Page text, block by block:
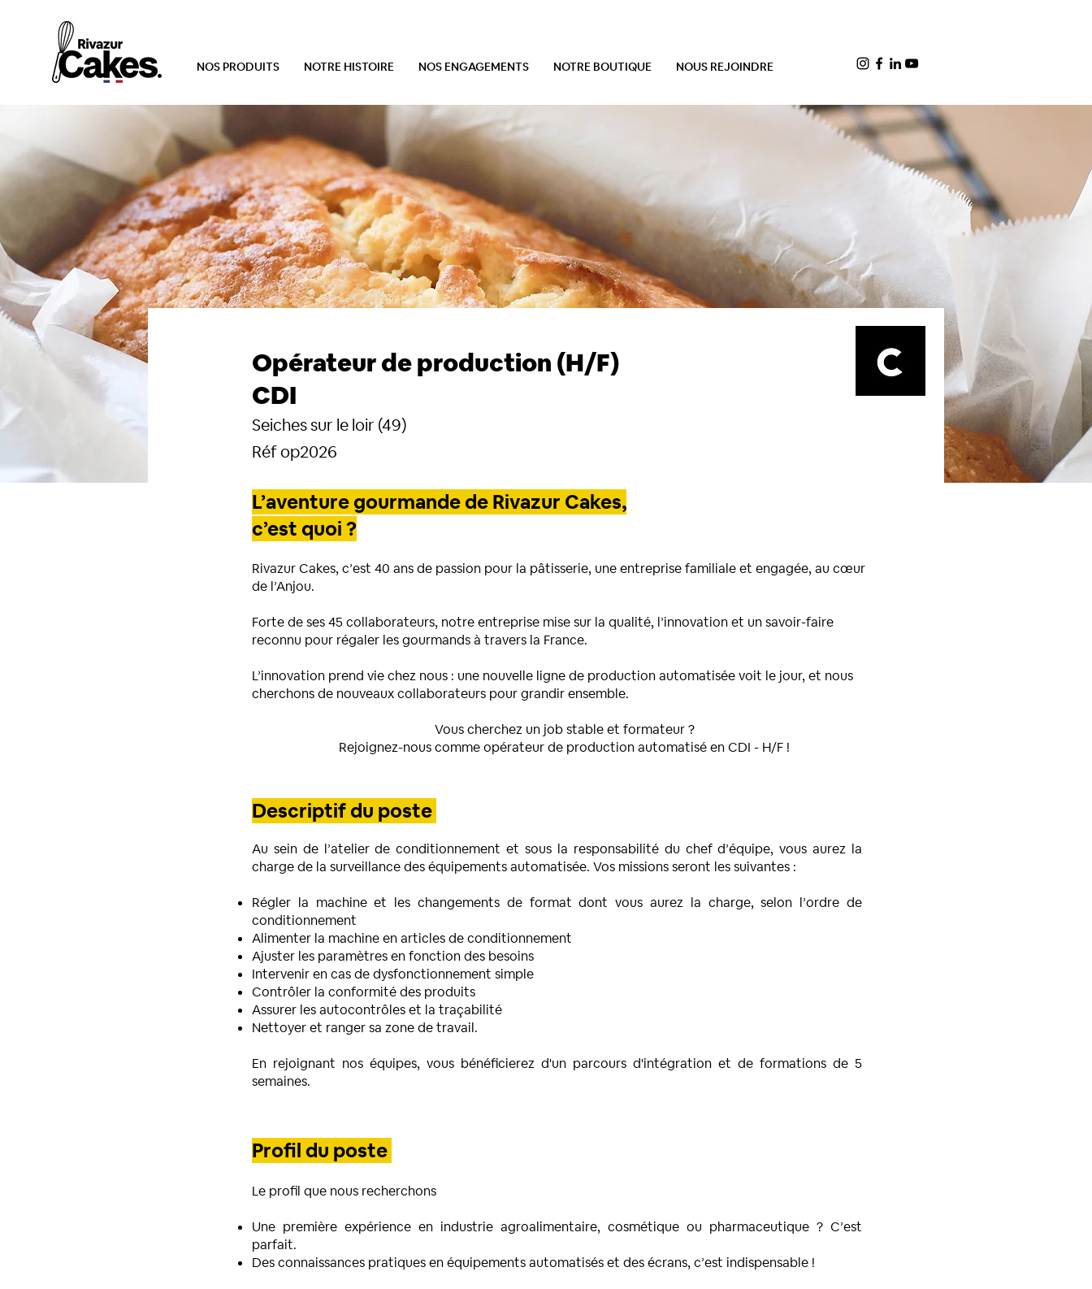
NOS PRODUITS NOTRE HISTOIRE NOS ENGAGEMENTS NOTRE BOUTIQUE NOUS REJOINDRE
Opérateur de production (H/F)
CDI
Seiches sur le loir (49)
Réf op2026
L’aventure gourmande de Rivazur Cakes,
c’est quoi ?
Rivazur Cakes, c’est 40 ans de passion pour la pâtisserie, une entreprise familiale et engagée, au cœur
de l’Anjou.
Forte de ses 45 collaborateurs, notre entreprise mise sur la qualité, l’innovation et un savoir-faire
reconnu pour régaler les gourmands à travers la France.
L’innovation prend vie chez nous : une nouvelle ligne de production automatisée voit le jour, et nous
cherchons de nouveaux collaborateurs pour grandir ensemble.
Vous cherchez un job stable et formateur ?
Rejoignez-nous comme opérateur de production automatisé en CDI - H/F !
Descriptif du poste
Au sein de l’atelier de conditionnement et sous la responsabilité du chef d’équipe, vous aurez la
charge de la surveillance des équipements automatisée. Vos missions seront les suivantes :
Régler la machine et les changements de format dont vous aurez la charge, selon l’ordre de
conditionnement
Alimenter la machine en articles de conditionnement
Ajuster les paramètres en fonction des besoins
Intervenir en cas de dysfonctionnement simple
Contrôler la conformité des produits
Assurer les autocontrôles et la traçabilité
Nettoyer et ranger sa zone de travail.
En rejoignant nos équipes, vous bénéficierez d'un parcours d'intégration et de formations de 5
semaines.
Profil du poste
Le profil que nous recherchons
Une première expérience en industrie agroalimentaire, cosmétique ou pharmaceutique ? C’est
parfait.
Des connaissances pratiques en équipements automatisés et des écrans, c’est indispensable !